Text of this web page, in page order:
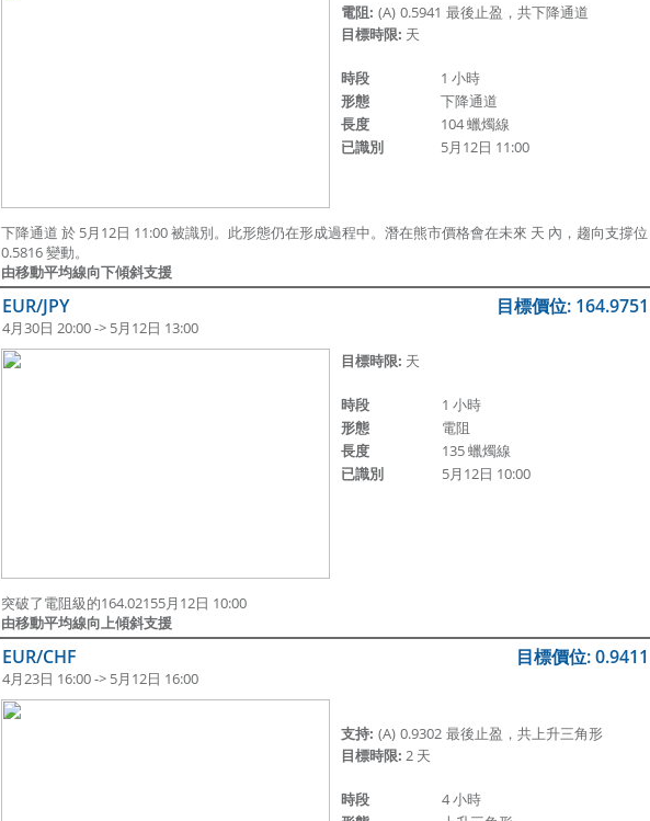
電阻: (A) 0.5941 最後止盈，共下降通道
目標時限: 天
時段
1 小時
形態
下降通道
長度
104 蠟燭線
已識別
5月12日 11:00
下降通道 於 5月12日 11:00 被識別。此形態仍在形成過程中。潛在熊市價格會在未來 天 內，趨向支撐位
0.5816 變動。
由移動平均線向下傾斜支援
EUR/JPY
4月30日 20:00 -> 5月12日 13:00
目標價位: 164.9751
目標時限: 天
時段
1 小時
形態
電阻
長度
135 蠟燭線
已識別
5月12日 10:00
突破了電阻級的164.02155月12日 10:00
由移動平均線向上傾斜支援
EUR/CHF
4月23日 16:00 -> 5月12日 16:00
目標價位: 0.9411
支持: (A) 0.9302 最後止盈，共上升三角形
目標時限: 2 天
時段
4 小時